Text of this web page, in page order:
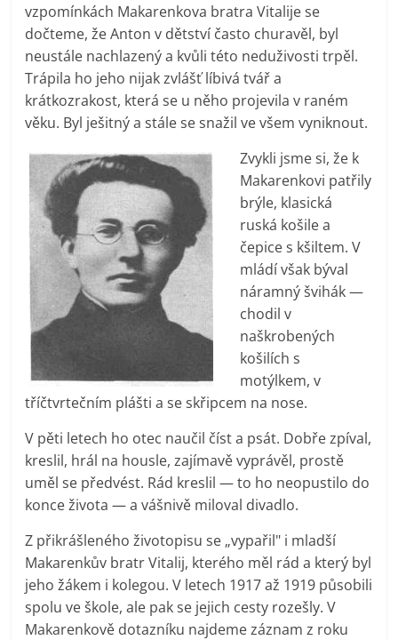
vzpomínkách Makarenkova bratra Vitalije se
dočteme, že Anton v dětství často churavěl, byl
neustále nachlazený a kvůli této neduživosti trpěl.
Trápila ho jeho nijak zvlášť líbivá tvář a
krátkozrakost, která se u něho projevila v raném
věku. Byl ješitný a stále se snažil ve všem vyniknout.
Zvykli jsme si, že k
Makarenkovi patřily
brýle, klasická
ruská košile a
čepice s kšiltem. V
mládí však býval
náramný švihák —
chodil v
naškrobených
košilích s
motýlkem, v
tříčtvrtečním plášti a se skřipcem na nose.
V pěti letech ho otec naučil číst a psát. Dobře zpíval,
kreslil, hrál na housle, zajímavě vyprávěl, prostě
uměl se předvést. Rád kreslil — to ho neopustilo do
konce života — a vášnivě miloval divadlo.
Z přikrášleného životopisu se „vypařil" i mladší
Makarenkův bratr Vitalij, kterého měl rád a který byl
jeho žákem i kolegou. V letech 1917 až 1919 působili
spolu ve škole, ale pak se jejich cesty rozešly. V
Makarenkově dotazníku najdeme záznam z roku